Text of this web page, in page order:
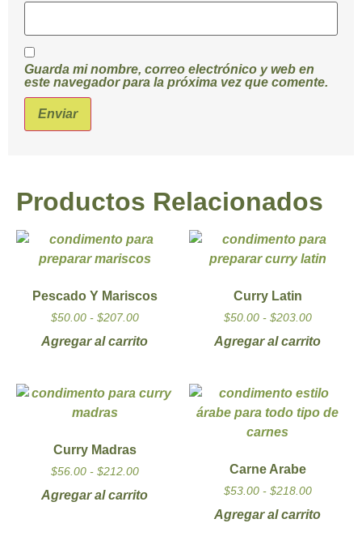
Guarda mi nombre, correo electrónico y web en
este navegador para la próxima vez que comente.
Productos Relacionados
Pescado Y Mariscos
$50.00 - $207.00
Agregar al carrito
Curry Latin
$50.00 - $203.00
Agregar al carrito
Curry Madras
$56.00 - $212.00
Agregar al carrito
Carne Arabe
$53.00 - $218.00
Agregar al carrito